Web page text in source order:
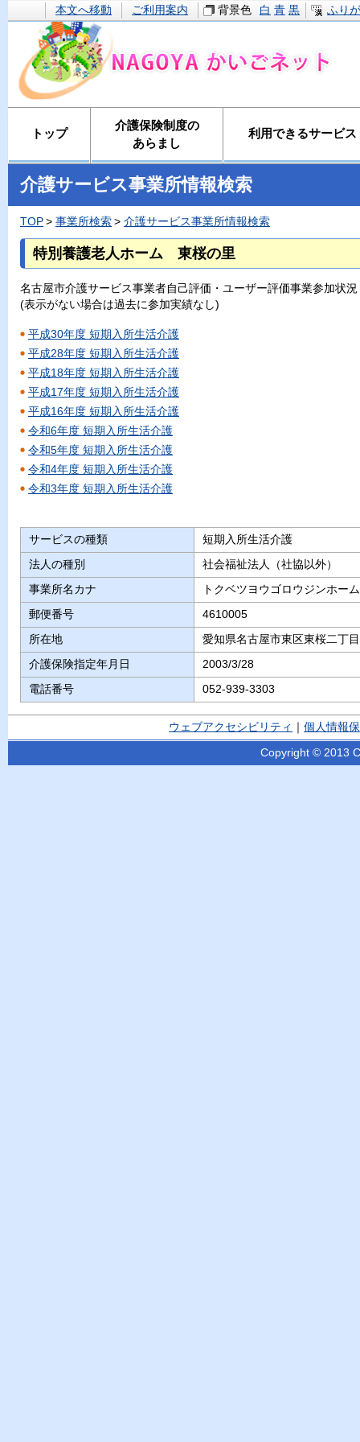
本文へ移動 ご利用案内 背景色 白 青 黒 ふり
トップ
介護保険制度の
あらまし
利用できるサービス
介護サービス事業所情報検索
TOP 事業所検索 介護サービス事業所情報検索
特別養護老人ホーム 東桜の里
名古屋市介護サービス事業者自己評価・ユーザー評価事業参加状況
(表示がない場合は過去に参加実績なし)
平成30年度 短期入所生活介護
平成28年度 短期入所生活介護
平成18年度 短期入所生活介護
平成17年度 短期入所生活介護
平成16年度 短期入所生活介護
令和6年度 短期入所生活介護
令和5年度 短期入所生活介護
令和4年度 短期入所生活介護
令和3年度 短期入所生活介護
サービスの種類 短期入所生活介護
法人の種別 社会福祉法人（社協以外）
事業所名カナ トクベツヨウゴロウジンホー
郵便番号 4610005
所在地 愛知県名古屋市東区東桜二丁
介護保険指定年月日 2003/3/28
電話番号 052-939-3303
ウェブアクセシビリティ 個人情報
Copyright © 2013